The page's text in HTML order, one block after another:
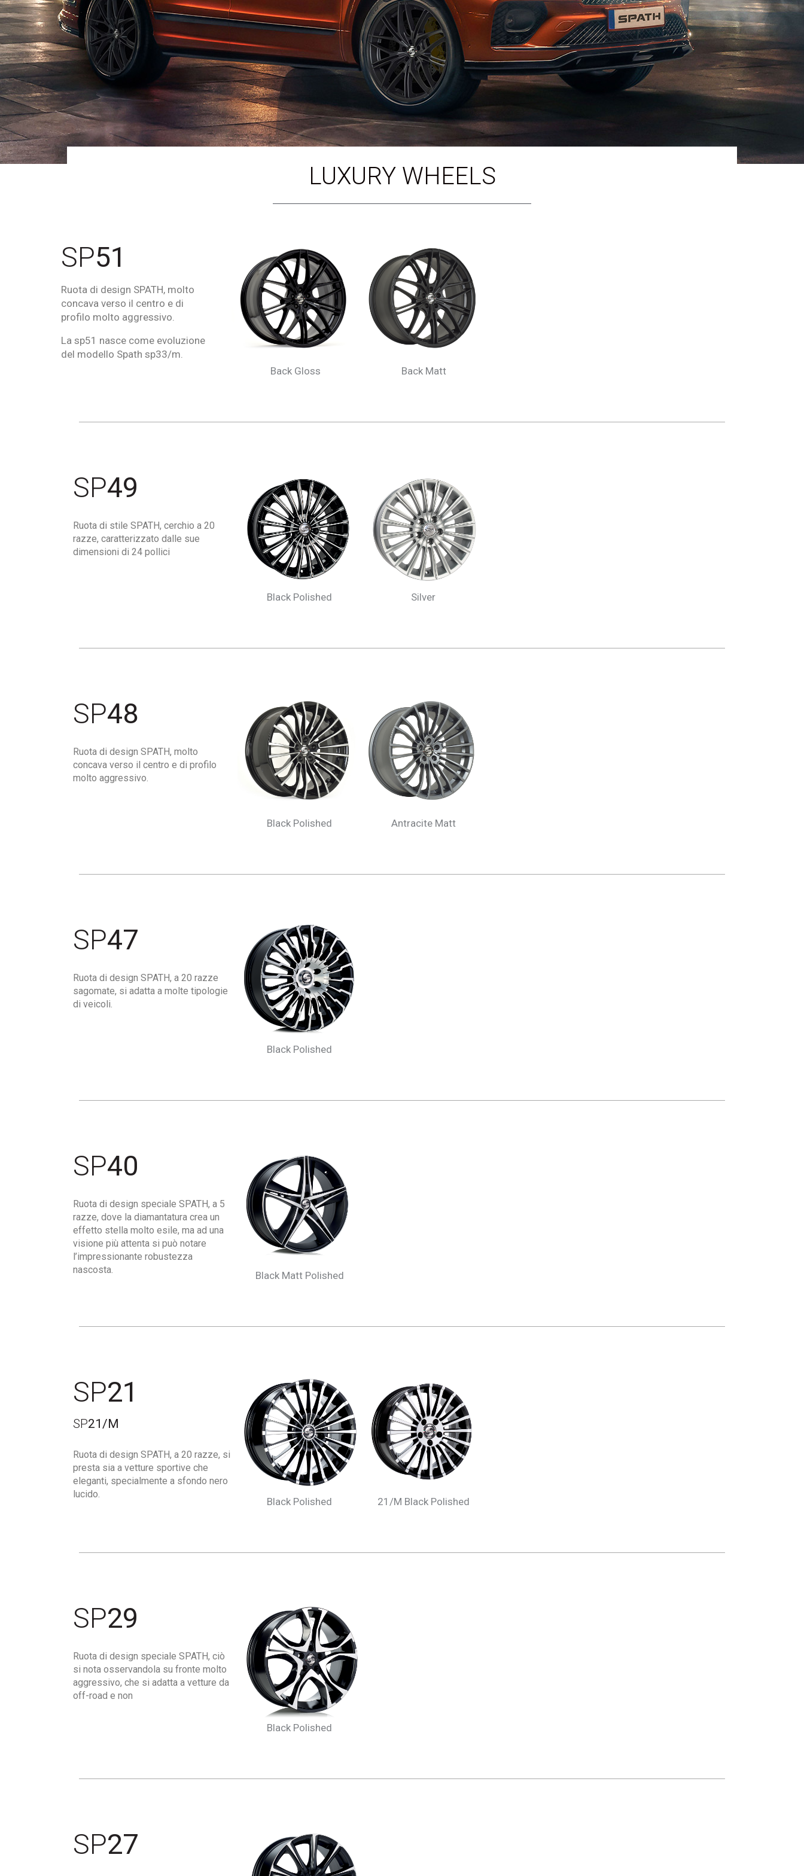
LUXURY WHEELS
SP51
Ruota di design SPATH, molto
concava verso il centro e di
profilo molto aggressivo.
La sp51 nasce come evoluzione
del modello Spath sp33/m.
Back Gloss
Back Matt
SP49
Ruota di stile SPATH, cerchio a 20
razze, caratterizzato dalle sue
dimensioni di 24 pollici
Black Polished Silver
SP48
Ruota di design SPATH, molto
concava verso il centro e di profilo
molto aggressivo.
Black Polished Antracite Matt
SP47
Ruota di design SPATH, a 20 razze
sagomate, si adatta a molte tipologie
di veicoli.
Black Polished
SP40
Ruota di design speciale SPATH, a 5
razze, dove la diamantatura crea un
effetto stella molto esile, ma ad una
visione più attenta si può notare
l’impressionante robustezza
nascosta.
Black Matt Polished
SP21
SP21/M
Ruota di design SPATH, a 20 razze, si
presta sia a vetture sportive che
eleganti, specialmente a sfondo nero
lucido.
Black Polished 21/M Black Polished
SP29
Ruota di design speciale SPATH, ciò
si nota osservandola su fronte molto
aggressivo, che si adatta a vetture da
off-road e non
Black Polished
SP27